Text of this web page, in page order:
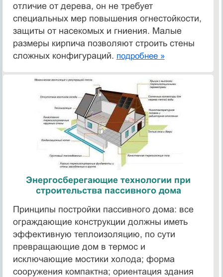
отличие от дерева, он не требует
специальных мер повышения огнестойкости,
защиты от насекомых и гниения. Малые
размеры кирпича позволяют строить стены
сложных конфигураций. подробнее »
Энергосберегающие технологии при
строительства пассивного дома
Принципы постройки пассивного дома: все
ограждающие конструкции должны иметь
эффективную теплоизоляцию, по сути
превращающие дом в термос и
исключающие мостики холода; форма
сооружения компактна; ориентация здания